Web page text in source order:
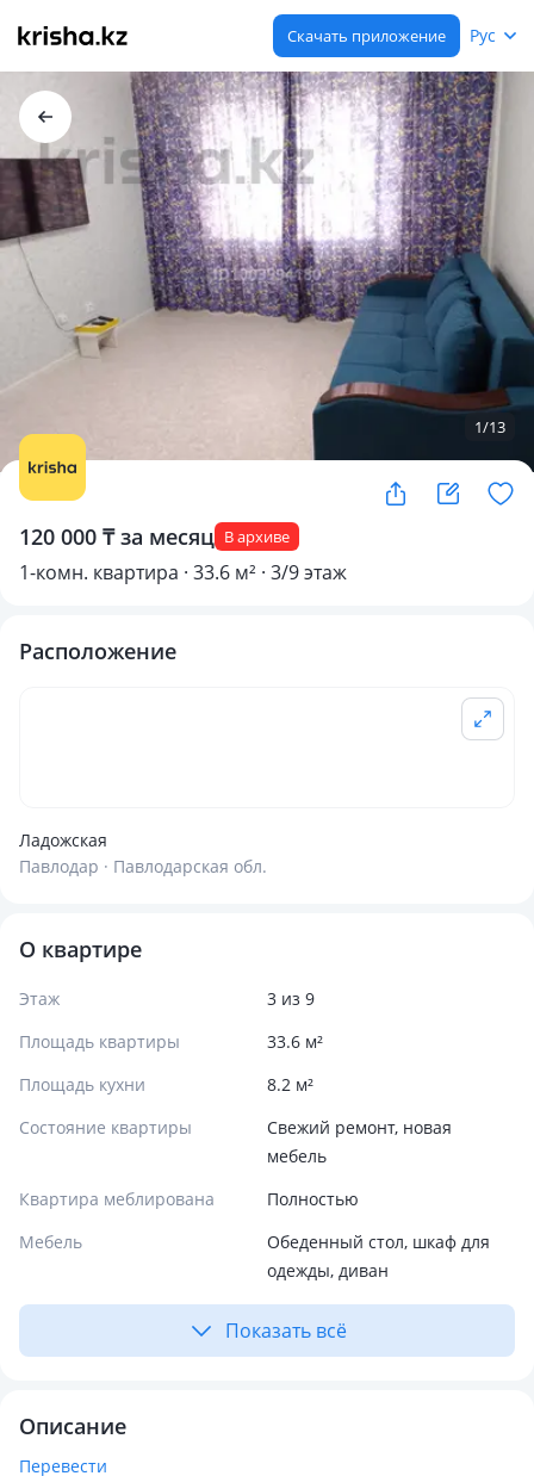
Скачать приложение Рус
1/13
120 000 ₸ за месяц В архиве
1-комн. квартира · 33.6 м² · 3/9 этаж
Расположение
Ладожская
Павлодар · Павлодарская обл.
О квартире
Этаж
3 из 9
Площадь квартиры
33.6 м²
Площадь кухни
8.2 м²
Состояние квартиры
Свежий ремонт, новая
мебель
Квартира меблирована
Полностью
Мебель
Обеденный стол, шкаф для
одежды, диван
Показать всё
Описание
Перевести